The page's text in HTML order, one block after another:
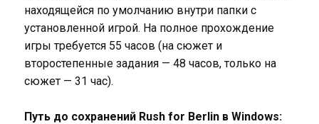
находящейся по умолчанию внутри папки с
установленной игрой. На полное прохождение
игры требуется 55 часов (на сюжет и
второстепенные задания — 48 часов, только на
сюжет — 31 час).
Путь до сохранений Rush for Berlin в Windows: